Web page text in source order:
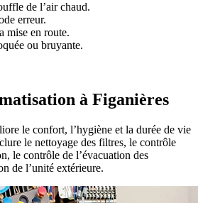
de l’air chaud.
erreur.
mise en route.
ou bruyante.
à Figanières
le confort, l’hygiène et la durée de vie
le nettoyage des filtres, le contrôle
le contrôle de l’évacuation des
de l’unité extérieure.